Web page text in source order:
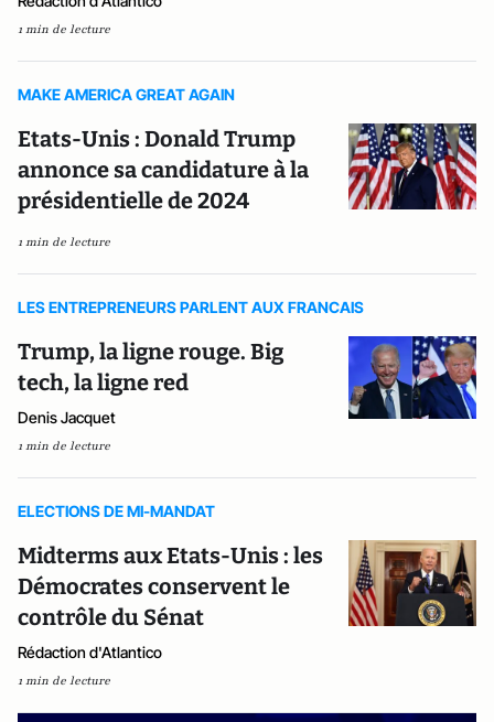
1 min de lecture
MAKE AMERICA GREAT AGAIN
Etats-Unis : Donald Trump
annonce sa candidature à la
présidentielle de 2024
1 min de lecture
LES ENTREPRENEURS PARLENT AUX FRANCAIS
Trump, la ligne rouge. Big
tech, la ligne red
Denis Jacquet
1 min de lecture
ELECTIONS DE MI-MANDAT
Midterms aux Etats-Unis : les
Démocrates conservent le
contrôle du Sénat
Rédaction d'Atlantico
1 min de lecture